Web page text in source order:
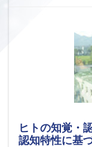
ヒトの知覚・
認知特性に基